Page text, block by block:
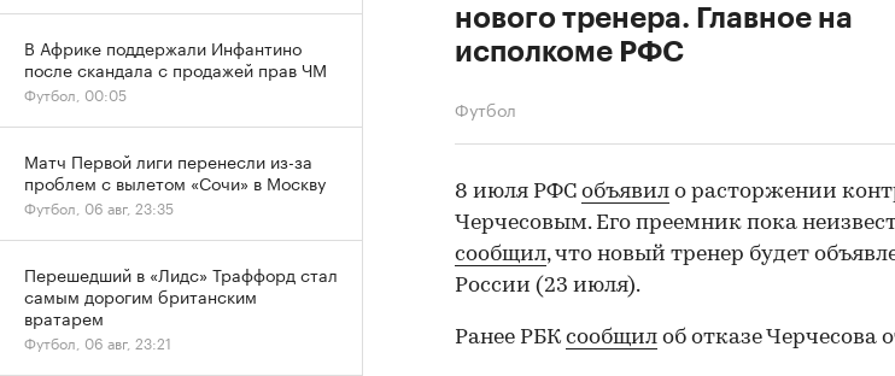
нового тренера. Главное на
исполкоме РФС
Футбол
8 июля РФС объявил о расторжении
Черчесовым. Его преемник пока
сообщил, что новый тренер будет
России (23 июля).
Ранее РБК сообщил об отказе Черчесова
В Африке поддержали Инфантино
после скандала с продажей прав ЧМ
Футбол, 00:05
Матч Первой лиги перенесли из-за
проблем с вылетом «Сочи» в Москву
Футбол, 06 авг, 23:35
Перешедший в «Лидс» Траффорд стал
самым дорогим британским
вратарем
Футбол, 06 авг, 23:21